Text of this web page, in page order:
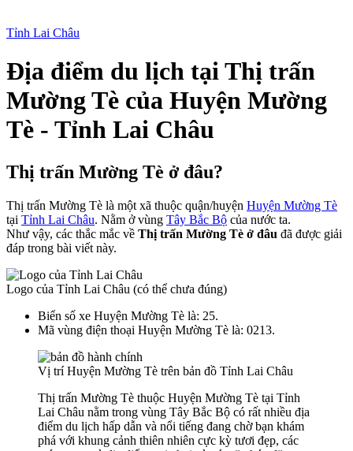
Tỉnh Lai Châu
Địa điểm du lịch tại Thị trấn
Mường Tè của Huyện Mường
Tè - Tỉnh Lai Châu
Thị trấn Mường Tè ở đâu?
Thị trấn Mường Tè là một xã thuộc quận/huyện Huyện Mường Tè
tại Tỉnh Lai Châu. Nằm ở vùng Tây Bắc Bộ của nước ta.
Như vậy, các thắc mắc về Thị trấn Mường Tè ở đâu đã được giải
đáp trong bài viết này.
Logo của Tỉnh Lai Châu (có thể chưa đúng)
Biển số xe Huyện Mường Tè là: 25.
Mã vùng điện thoại Huyện Mường Tè là: 0213.
Vị trí Huyện Mường Tè trên bản đồ Tỉnh Lai Châu
Thị trấn Mường Tè thuộc Huyện Mường Tè tại Tỉnh
Lai Châu nằm trong vùng Tây Bắc Bộ có rất nhiều địa
điểm du lịch hấp dẫn và nổi tiếng đang chờ bạn khám
phá với khung cảnh thiên nhiên cực kỳ tươi đẹp, các